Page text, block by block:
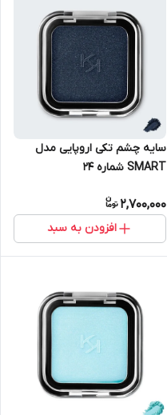
سایه چشم تکی اروپایی مدل
SMART شماره 24
2,700,000
افزودن به سبد